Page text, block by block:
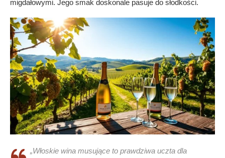
migdałowymi. Jego smak doskonale pasuje do słodkości.
„Włoskie wina musujące to prawdziwa uczta dla